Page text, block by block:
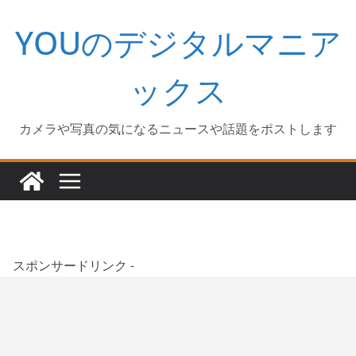
キ
YOUのデジタルマニア
ックス
カメラや写真の気になるニュースや話題をポストします
スポンサードリンク -